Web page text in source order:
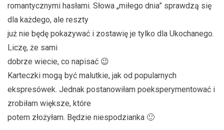
romantycznymi hasłami. Słowa „miłego dnia” sprawdzą się
dla każdego, ale reszty
już nie będę pokazywać i zostawię je tylko dla Ukochanego.
Liczę, że sami
dobrze wiecie, co napisać 😉
Karteczki mogą być malutkie, jak od popularnych
ekspresówek. Jednak postanowiłam poeksperymentować i
zrobiłam większe, które
potem złożyłam. Będzie niespodzianka 🙂